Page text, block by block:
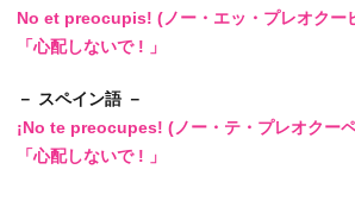
No et preocupis! (ノー・エッ・プレオクー
「心配しないで ! 」
－ スペイン語 －
¡No te preocupes! (ノー・テ・プレオクー
「心配しないで ! 」